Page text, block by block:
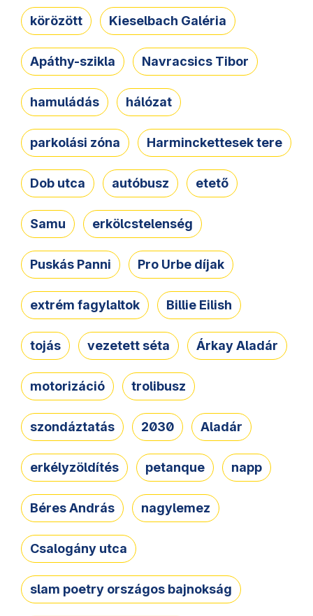
körözött Kieselbach Galéria
Apáthy-szikla Navracsics Tibor
hamuládás hálózat
parkolási zóna Harminckettesek tere
Dob utca autóbusz etető
Samu erkölcstelenség
Puskás Panni Pro Urbe díjak
extrém fagylaltok Billie Eilish
tojás vezetett séta Árkay Aladár
motorizáció trolibusz
szondáztatás 2030 Aladár
erkélyzöldítés petanque napp
Béres András nagylemez
Csalogány utca
slam poetry országos bajnokság